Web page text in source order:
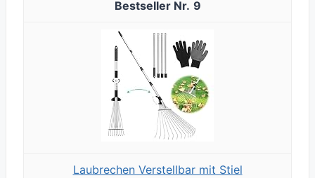
9
Laubrechen Verstellbar mit Stiel